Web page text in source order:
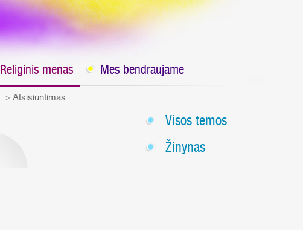
Religinis menas Mes bendraujame
Visos temos
Žinynas
Atsisiuntimas